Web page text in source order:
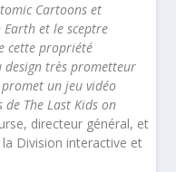
Cartoons et
Earth et le sceptre
cette propriété
design très prometteur
un jeu vidéo
The Last Kids on
directeur général, et
Division interactive et